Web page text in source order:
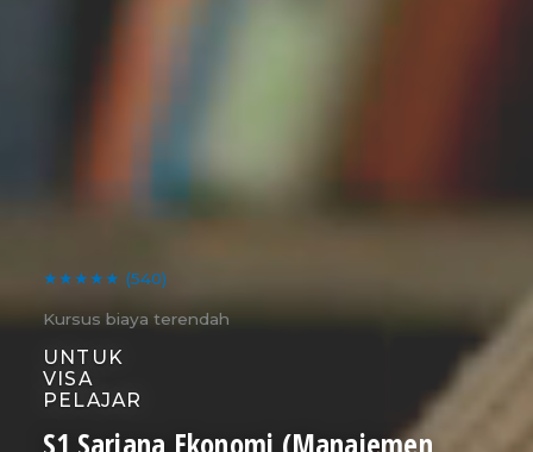
★★★★★ (540)
Kursus biaya terendah
UNTUK
VISA
PELAJAR
S1 Sarjana Ekonomi (Manajemen